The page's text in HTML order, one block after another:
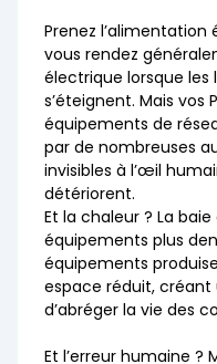
Prenez l’alimentation
vous rendez
électrique lorsque
s’éteignent. Mais vos
équipements de
par de nombreuses
invisibles à l’œil
détériorent.
Et la chaleur ? La
équipements plus
équipements
espace réduit, créant
d’abréger la vie des
Et l’erreur humaine ?